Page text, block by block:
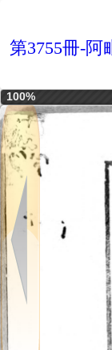
第3755冊-
100%